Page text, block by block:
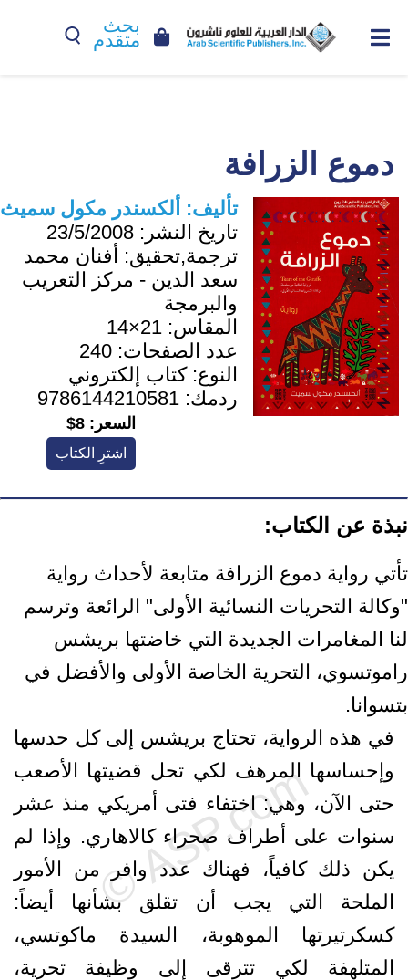
بحث
متقدم
دموع الزرافة
تأليف: ألكسندر مكول سميث
تاريخ النشر: 23/5/2008
ترجمة,تحقيق: أفنان محمد
سعد الدين - مركز التعريب
والبرمجة
المقاس: 21×14
عدد الصفحات: 240
النوع:كتاب إلكتروني
ردمك: 9786144210581
السعر: 8$
اشترِ الكتاب
نبذة عن الكتاب:
تأتي رواية دموع الزرافة متابعة لأحداث رواية
"وكالة التحريات النسائية الأولى" الرائعة وترسم
لنا المغامرات الجديدة التي خاضتها بريشس
راموتسوي، التحرية الخاصة الأولى والأفضل في
بتسوانا.
في هذه الرواية، تحتاج بريشس إلى كل حدسها
وإحساسها المرهف لكي تحل قضيتها الأصعب
حتى الآن، وهي: اختفاء فتى أمريكي منذ عشر
سنوات على أطراف صحراء كالاهاري. وإذا لم
يكن ذلك كافياً، فهناك عدد وافر من الأمور
الملحة التي يجب أن تقلق بشأنها أيضاً:
كسكرتيرتها الموهوبة، السيدة ماكوتسي،
المتلهفة لكي تترقى إلى وظيفة تحرية،